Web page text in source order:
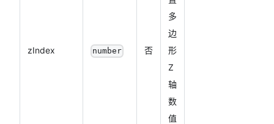
zIndex number 否
多
边
形
Z
轴
数
值